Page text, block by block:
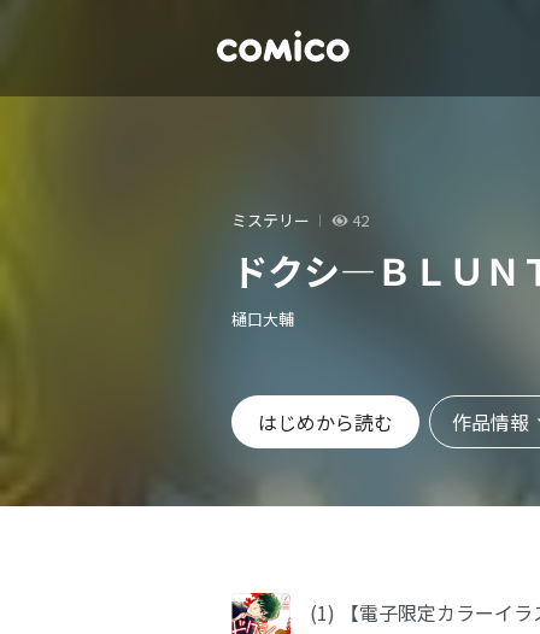
ミステリー 42
ドクシ―ＢＬＵ
樋口大輔
はじめから読む 作品情報
(1) 【電子限定カラーイ